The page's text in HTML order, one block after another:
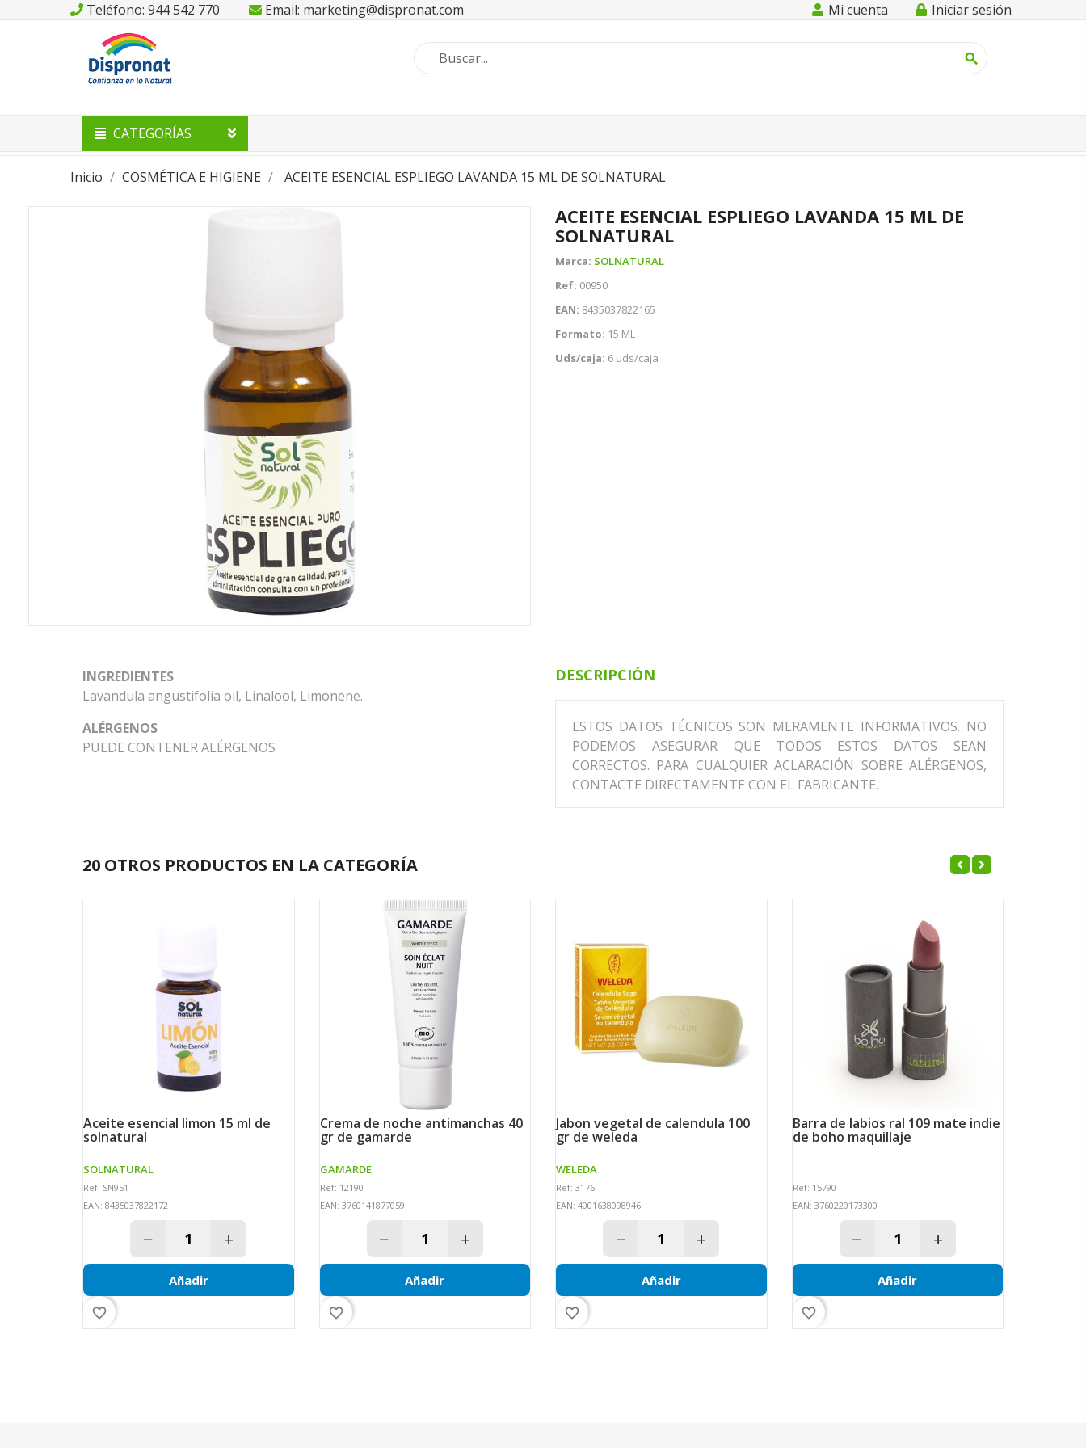
Teléfono: 944 542 770 Email: marketing@dispronat.com Mi cuenta Iniciar sesión
search
CATEGORÍAS
Inicio COSMÉTICA E HIGIENE ACEITE ESENCIAL ESPLIEGO LAVANDA 15 ML DE SOLNATURAL
ACEITE ESENCIAL ESPLIEGO LAVANDA 15 ML DE
SOLNATURAL
Marca: SOLNATURAL
Ref: 00950
EAN: 8435037822165
Formato: 15 ML
Uds/caja: 6 uds/caja
INGREDIENTES
Lavandula angustifolia oil, Linalool, Limonene.
ALÉRGENOS
PUEDE CONTENER ALÉRGENOS
DESCRIPCIÓN
ESTOS DATOS TÉCNICOS SON MERAMENTE INFORMATIVOS. NO
PODEMOS ASEGURAR QUE TODOS ESTOS DATOS SEAN
CORRECTOS. PARA CUALQUIER ACLARACIÓN SOBRE ALÉRGENOS,
CONTACTE DIRECTAMENTE CON EL FABRICANTE.
20 OTROS PRODUCTOS EN LA CATEGORÍA
aceite esencial limon 15 ml de
solnatural
SOLNATURAL
Ref: SN951
EAN: 8435037822172
− +
Añadir
favorite_border
crema de noche antimanchas 40
gr de gamarde
GAMARDE
Ref: 12190
EAN: 3760141877059
− +
Añadir
favorite_border
jabon vegetal de calendula 100
gr de weleda
WELEDA
Ref: 3176
EAN: 4001638098946
− +
Añadir
favorite_border
barra de labios ral 109 mate indie
de boho maquillaje
Ref: 15790
EAN: 3760220173300
− +
Añadir
favorite_border